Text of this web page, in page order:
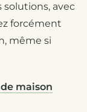
solutions, avec
forcément
même si
maison